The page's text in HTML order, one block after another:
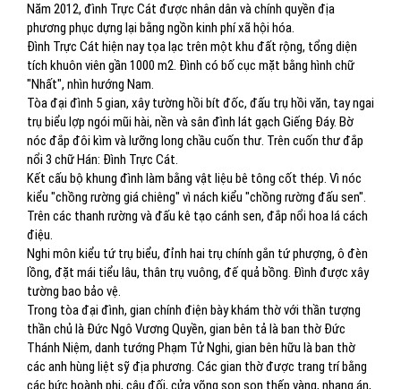
Năm 2012, đình Trực Cát được nhân dân và chính quyền địa
phương phục dựng lại bằng ngồn kinh phí xã hội hóa.
Đình Trực Cát hiện nay tọa lạc trên một khu đất rộng, tổng diện
tích khuôn viên gần 1000 m2. Đình có bố cục mặt bằng hình chữ
"Nhất", nhìn hướng Nam.
Tòa đại đình 5 gian, xây tường hồi bít đốc, đấu trụ hồi văn, tay ngai
trụ biểu lợp ngói mũi hài, nền và sân đình lát gạch Giếng Đáy. Bờ
nóc đắp đôi kìm và lưỡng long chầu cuốn thư. Trên cuốn thư đắp
nổi 3 chữ Hán: Đình Trực Cát.
Kết cấu bộ khung đình làm bằng vật liệu bê tông cốt thép. Vì nóc
kiểu "chồng rường giá chiêng" vì nách kiểu "chồng rường đấu sen".
Trên các thanh rường và đấu kê tạo cánh sen, đắp nổi hoa lá cách
điệu.
Nghi môn kiểu tứ trụ biểu, đỉnh hai trụ chính gắn tứ phượng, ô đèn
lồng, đặt mái tiểu lâu, thân trụ vuông, đế quả bồng. Đình được xây
tường bao bảo vệ.
Trong tòa đại đình, gian chính điện bày khám thờ với thần tượng
thần chủ là Đức Ngô Vương Quyền, gian bên tả là ban thờ Đức
Thánh Niệm, danh tướng Phạm Tử Nghi, gian bên hữu là ban thờ
các anh hùng liệt sỹ địa phương. Các gian thờ được trang trí bằng
các bức hoành phi, câu đối, cửa võng son son thếp vàng, nhang án,